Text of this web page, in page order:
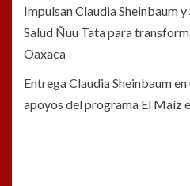
Impulsan Claudia Sheinbaum
Salud Ñuu Tata para
Oaxaca
Entrega Claudia Sheinbaum
apoyos del programa El Maíz